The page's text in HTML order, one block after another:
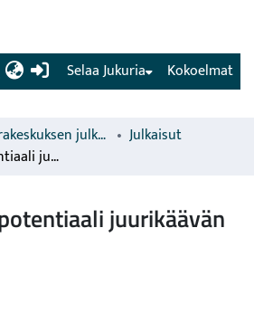
(current) Kokoelmat
Selaa Jukuria
Luonnonvarakeskuksen julkaisut
Julkaisut
Sienivirusten potentiaali juurikäävän torjunnassa
juurikäävän